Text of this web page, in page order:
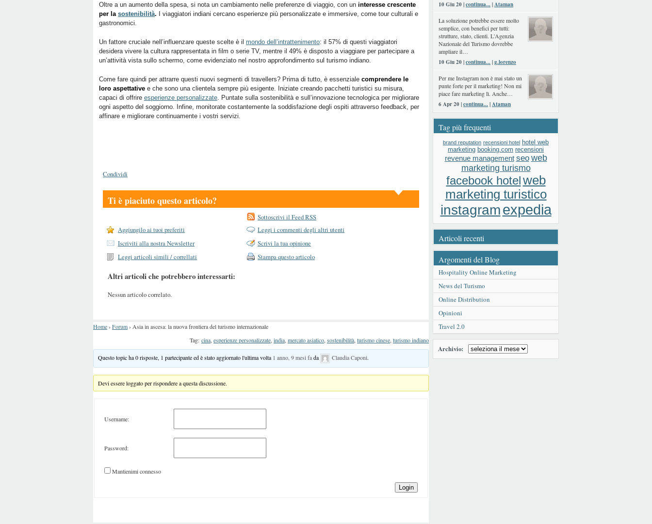
Oltre a un aumento della spesa, si nota un cambiamento nelle preferenze di viaggio, con un interesse crescente
per la sostenibilità. I viaggiatori indiani cercano esperienze più personalizzate e immersive, come tour culturali e
gastronomici.
Un fattore cruciale nell’influenzare queste scelte è il mondo dell’intrattenimento: il 57% di questi viaggiatori
desidera vivere la cultura rappresentata in film o serie TV, mentre il 49% è disposto a viaggiare per partecipare a
un’attività vista sullo schermo, come evidenziato nel nostro approfondimento sul turismo indiano.
Come fare quindi per attrarre questi nuovi segmenti di travellers? Prima di tutto, è essenziale comprendere le
loro aspettative e che sono una clientela sempre più esigente. Iniziate creando pacchetti turistici su misura,
capaci di offrire esperienze personalizzate. Puntate sulla sostenibilità e sull’innovazione tecnologica per migliorare
ogni aspetto del soggiorno. Infine, monitorate costantemente la soddisfazione degli ospiti attraverso feedback, per
affinare e migliorare continuamente i vostri servizi.
Condividi
Ti è piaciuto questo articolo?
Sottoscrivi il Feed RSS
Aggiungilo ai tuoi preferiti
Leggi i commenti degli altri utenti
Iscriviti alla nostra Newsletter
Scrivi la tua opinione
Leggi articoli simili / correllati
Stampa questo articolo
Altri articoli che potrebbero interessarti:
Nessun articolo correlato.
Home› Forum› Asia in ascesa: la nuova frontiera del turismo internazionale
Tag: cina, esperienze personalizzate, india, mercato asiatico, sostenibilità, turismo cinese, turismo indiano
Questo topic ha 0 risposte, 1 partecipante ed è stato aggiornato l'ultima volta 1 anno, 9 mesi fada Claudia Caponi.
Devi essere loggato per rispondere a questa discussione.
Username:
Password:
Mantienimi connesso
Login
10 Giu 20 |continua...|Ataman
La soluzione potrebbe essere molto
semplice, con benefici per tutti:
strutture, stato, clienti. L'Agenzia
Nazionale del Turismo dovrebbe
ampliare il…
10 Giu 20 |continua...|g.lorenzo
Per me Instagram non è mai stato un
punte forte per il marketing! Non mi
piace fare marketing lì. Anche…
6 Apr 20 |continua...|Ataman
Tag più frequenti
brand reputation recensioni hotel hotel web
marketing booking.com recensioni
revenue management seo web
marketing turismo
facebook hotelweb
marketing turistico
instagramexpedia
Articoli recenti
Argomenti del Blog
Hospitality Online Marketing
News del Turismo
Online Distribution
Opinioni
Travel 2.0
Archivio: